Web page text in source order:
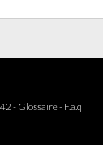
- Glossaire- F.a.q